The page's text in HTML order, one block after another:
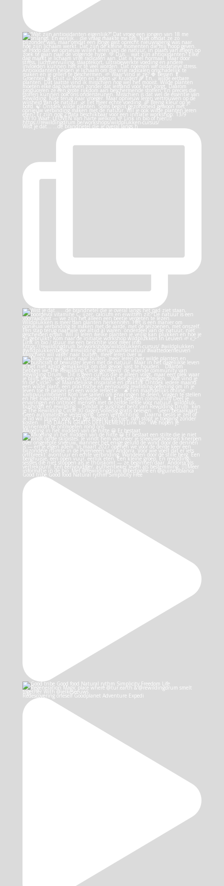
Wist je dat… …de brandnetel die je overal langs h
Misschien wil vaker naar buiten, meer leren over w
Afkoeling in het midden van de hitte 😀 Er bestaat
Good tribe Good food Natural rythm Simplicity Free
Redescovering oneself Goodplanet Adventure Expedi